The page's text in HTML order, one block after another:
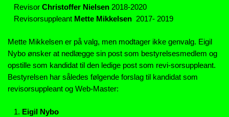
Revisor Christoffer Nielsen 2018-2020
Revisorsuppleant Mette Mikkelsen 2017- 2019
Mette Mikkelsen er på valg, men modtager ikke genvalg. Eigil
Nybo ønsker at nedlægge sin post som bestyrelsesmedlem og
opstille som kandidat til den ledige post som revi-sorsuppleant.
Bestyrelsen har således følgende forslag til kandidat som
revisorsuppleant og Web-Master:
1. Eigil Nybo